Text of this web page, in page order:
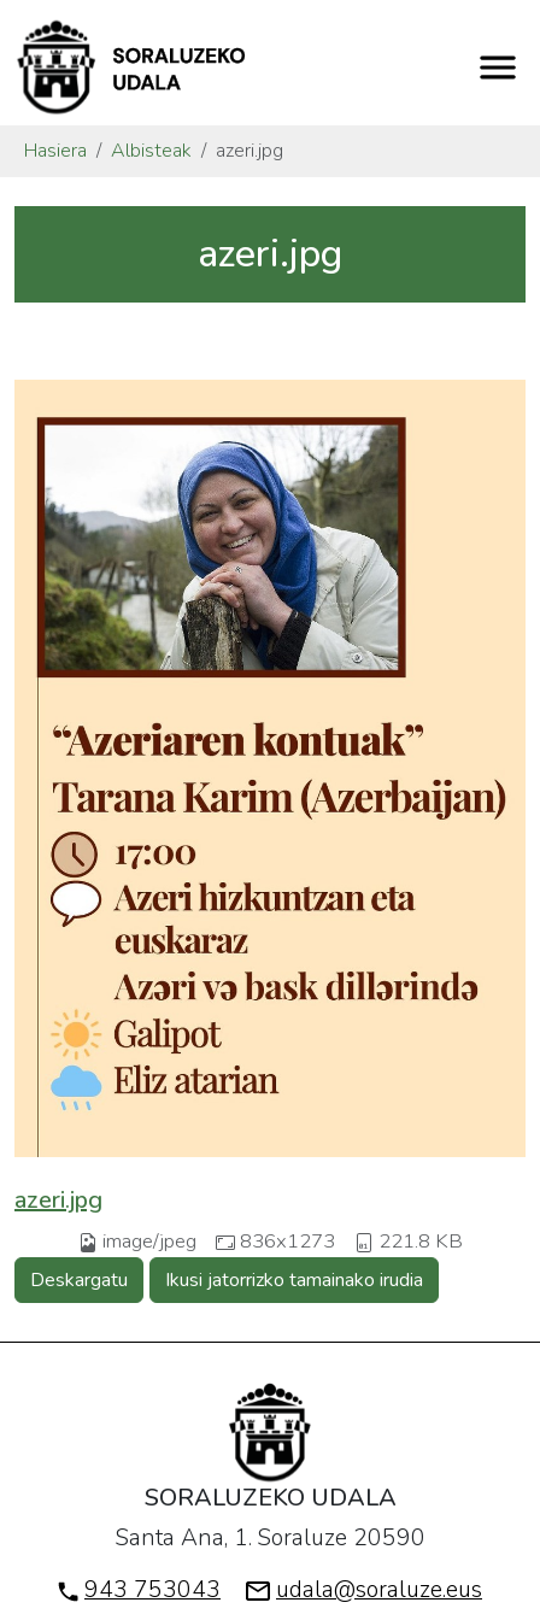
Hasiera Albisteak azeri.jpg
azeri.jpg
azeri.jpg
image/jpeg 836x1273 221.8 KB
Deskargatu Ikusi jatorrizko tamainako irudia
SORALUZEKO UDALA
Santa Ana, 1. Soraluze 20590
943 753043
udala@soraluze.eus